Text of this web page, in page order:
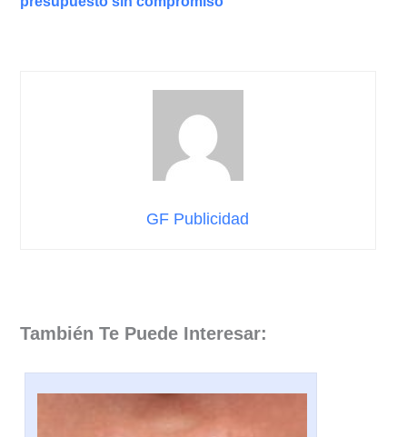
GF Publicidad
También Te Puede Interesar: